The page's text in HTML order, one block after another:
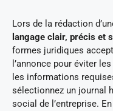
Lors de la rédaction
langage clair, précis et
formes juridiques
l’annonce pour éviter
les informations
sélectionnez un journal
social de l’entreprise.